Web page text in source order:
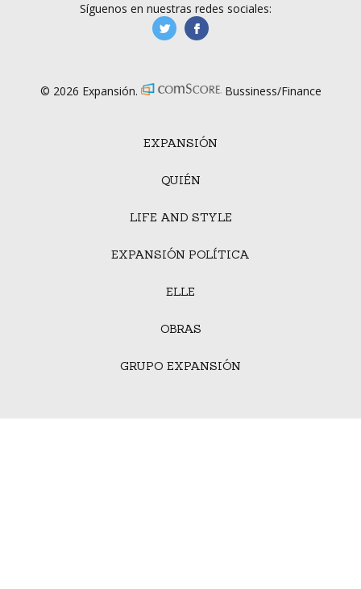
EXPANSIÓN
QUIÉN
LIFE AND STYLE
EXPANSIÓN POLÍTICA
ELLE
OBRAS
GRUPO EXPANSIÓN
Síguenos en nuestras redes sociales:
manufacturaGE
© 2026 Expansión. Bussiness/Finance